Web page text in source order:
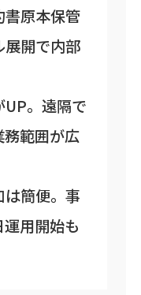
書原本保管
展開で内部
。遠隔で
範囲が広
簡便。事
用開始も